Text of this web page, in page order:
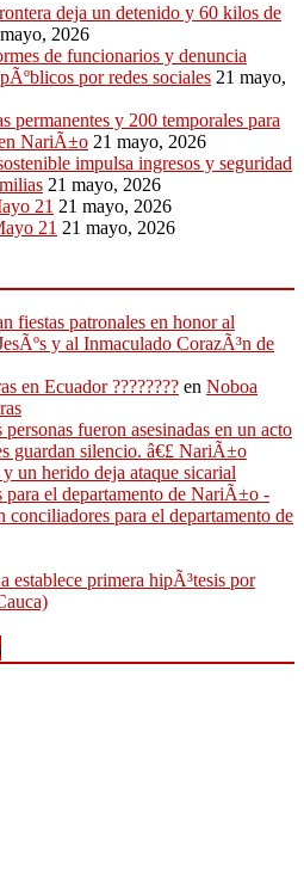
deja un detenido y 60 kilos de
2026
de funcionarios y denuncia
por redes sociales 21 mayo,
permanentes y 200 temporales para
NariÃ±o 21 mayo, 2026
impulsa ingresos y seguridad
21 mayo, 2026
21 21 mayo, 2026
21 21 mayo, 2026
fiestas patronales en honor al
y al Inmaculado CorazÃ³n de
en Ecuador ???????? en Noboa
fueron asesinadas en un acto
guardan silencio. â€£ NariÃ±o
un herido deja ataque sicarial
el departamento de NariÃ±o -
conciliadores para el departamento de
establece primera hipÃ³tesis por